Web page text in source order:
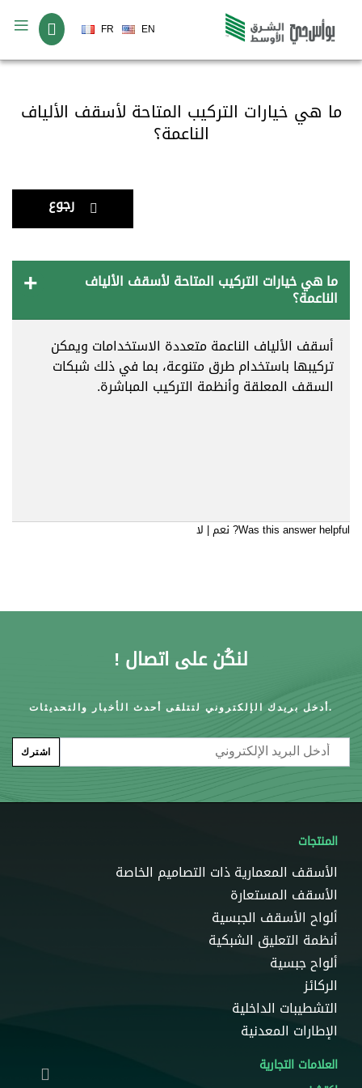
لغة
EN
FR
ما هي خيارات التركيب المتاحة لأسقف الألياف
الناعمة؟
رجوع
ما هي خيارات التركيب المتاحة لأسقف الألياف
الناعمة؟
أسقف الألياف الناعمة متعددة الاستخدامات ويمكن
تركيبها باستخدام طرق متنوعة، بما في ذلك شبكات
السقف المعلقة وأنظمة التركيب المباشرة.
Was this answer helpful? نعم| لا
لنكُن على اتصال !
أدخل بريدك الإلكتروني لتتلقى أحدث الأخبار والتحديثات.
اشترك Email
المنتجات
الأسقف المعمارية ذات التصاميم الخاصة
الأسقف المستعارة
ألواح الأسقف الجبسية
أنظمة التعليق الشبكية
ألواح جبسية
الركائز
التشطيبات الداخلية
الإطارات المعدنية
العلامات التجارية